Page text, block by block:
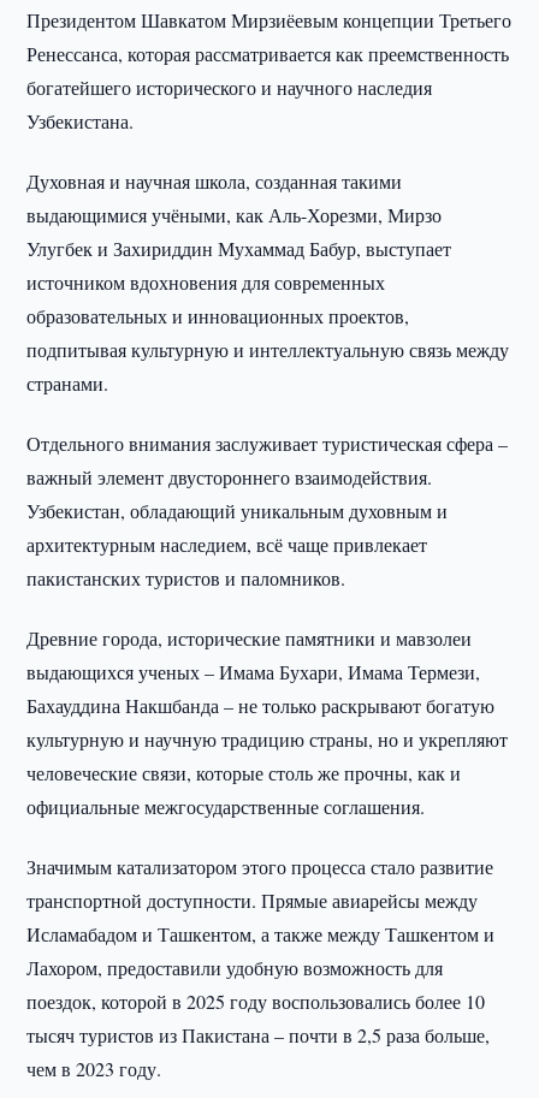
Президентом Шавкатом Мирзиёевым концепции Третьего
Ренессанса, которая рассматривается как преемственность
богатейшего исторического и научного наследия
Узбекистана.
Духовная и научная школа, созданная такими
выдающимися учёными, как Аль-Хорезми, Мирзо
Улугбек и Захириддин Мухаммад Бабур, выступает
источником вдохновения для современных
образовательных и инновационных проектов,
подпитывая культурную и интеллектуальную связь между
странами.
Отдельного внимания заслуживает туристическая сфера –
важный элемент двустороннего взаимодействия.
Узбекистан, обладающий уникальным духовным и
архитектурным наследием, всё чаще привлекает
пакистанских туристов и паломников.
Древние города, исторические памятники и мавзолеи
выдающихся ученых – Имама Бухари, Имама Термези,
Бахауддина Накшбанда – не только раскрывают богатую
культурную и научную традицию страны, но и укрепляют
человеческие связи, которые столь же прочны, как и
официальные межгосударственные соглашения.
Значимым катализатором этого процесса стало развитие
транспортной доступности. Прямые авиарейсы между
Исламабадом и Ташкентом, а также между Ташкентом и
Лахором, предоставили удобную возможность для
поездок, которой в 2025 году воспользовались более 10
тысяч туристов из Пакистана – почти в 2,5 раза больше,
чем в 2023 году.